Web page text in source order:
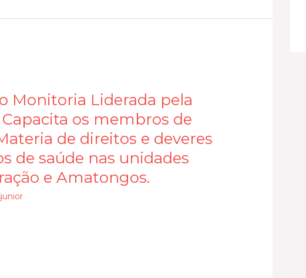
Monitoria Liderada pela
os membros de
de direitos e deveres
de saúde nas unidades
e Amatongos.